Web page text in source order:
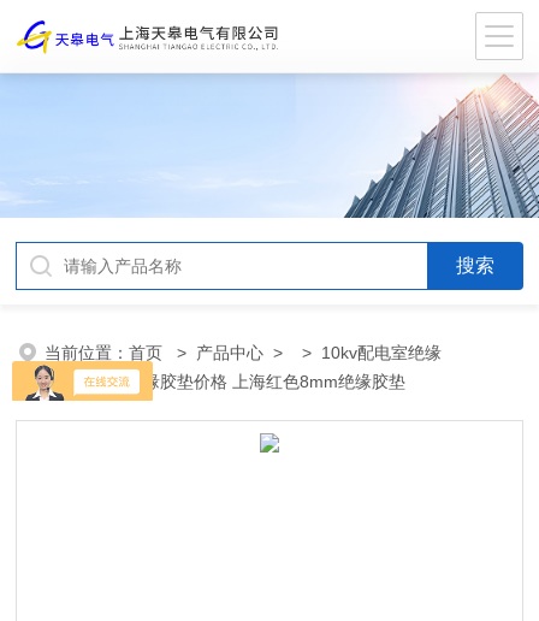
当前位置：首页 > 产品中心 > > 10kv配电室绝缘
垫
> 10kv绝缘胶垫价格 上海红色8mm绝缘胶垫